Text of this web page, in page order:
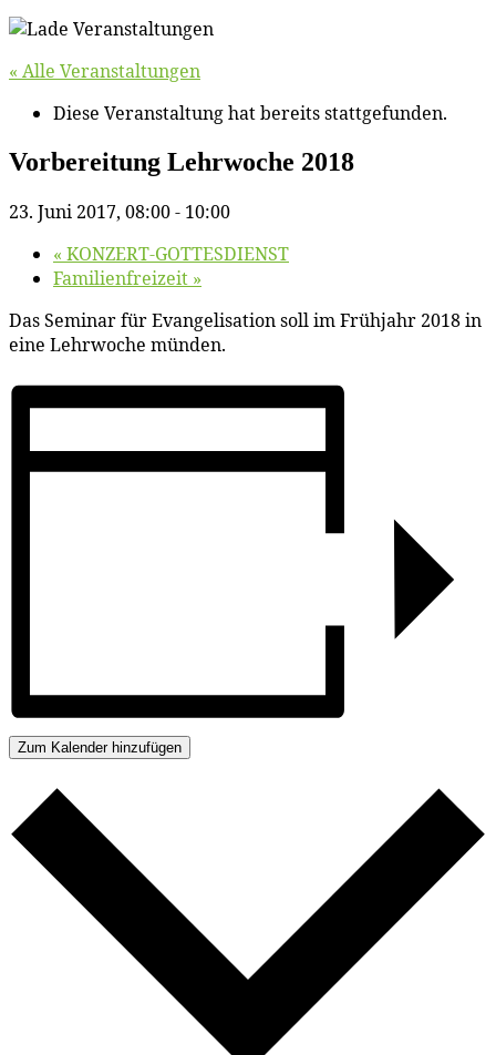
« Alle Veranstaltungen
Diese Veranstaltung hat bereits stattgefunden.
Vor­be­rei­tung Lehr­wo­che 2018
23. Juni 2017, 08:00- 10:00
« KONZERT-GOTTESDIENST
Fa­mi­li­en­frei­zeit »
Das Se­mi­nar für Evan­ge­li­sa­ti­on soll im Früh­jahr 2018 in
ei­ne Lehr­wo­che münden.
Zum Kalender hinzufügen